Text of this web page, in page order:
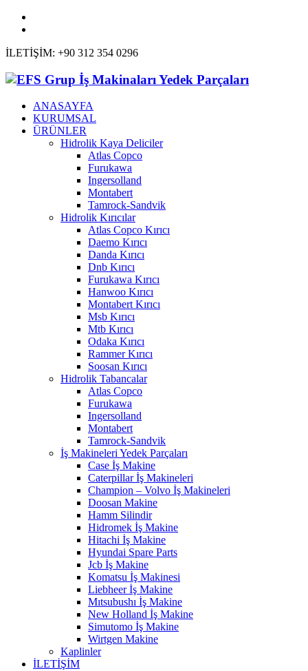
İLETİŞİM: +90 312 354 0296
ANASAYFA
KURUMSAL
ÜRÜNLER
Hidrolik Kaya Deliciler
Atlas Copco
Furukawa
Ingersolland
Montabert
Tamrock-Sandvik
Hidrolik Kırıcılar
Atlas Copco Kırıcı
Daemo Kırıcı
Danda Kırıcı
Dnb Kırıcı
Furukawa Kırıcı
Hanwoo Kırıcı
Montabert Kırıcı
Msb Kırıcı
Mtb Kırıcı
Odaka Kırıcı
Rammer Kırıcı
Soosan Kırıcı
Hidrolik Tabancalar
Atlas Copco
Furukawa
Ingersolland
Montabert
Tamrock-Sandvik
İş Makineleri Yedek Parçaları
Case İş Makine
Caterpillar İş Makineleri
Champion – Volvo İş Makineleri
Doosan Makine
Hamm Silindir
Hidromek İş Makine
Hitachi İş Makine
Hyundai Spare Parts
Jcb İş Makine
Komatsu İş Makinesi
Liebheer İş Makine
Mıtsubushı İş Makine
New Holland İş Makine
Simutomo İş Makine
Wirtgen Makine
Kaplinler
İLETİŞİM